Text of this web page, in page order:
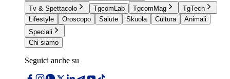
Tv & Spettacolo
TgcomLab TgcomMag
TgTech
Lifestyle
Oroscopo Salute Skuola Cultura
Animali
Speciali
Chi siamo
Seguici anche su